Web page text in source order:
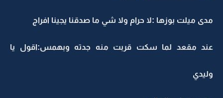
مدى ميلت بوزها :لا حرام ولا شي ما صدقنا يجينا افراج
عند مقعد لما سكت قربت منه جدته وبهمس:اقول يا
وليدي